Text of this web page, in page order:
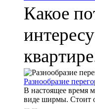
Какое
Разнообразие
В настоящее время
виде ширмы. Стоит